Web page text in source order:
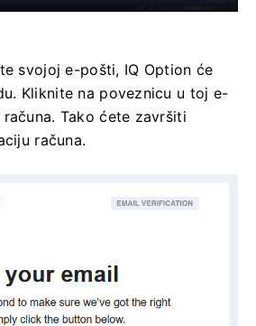
svojoj e-pošti, IQ Option će
Kliknite na poveznicu u toj e-
Tako ćete završiti
računa.